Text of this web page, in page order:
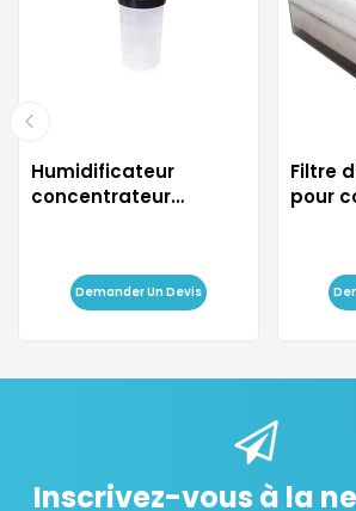
Humidificateur
concentrateur
Demander Un Devis
Filtre
pour
Inscrivez-vous à la